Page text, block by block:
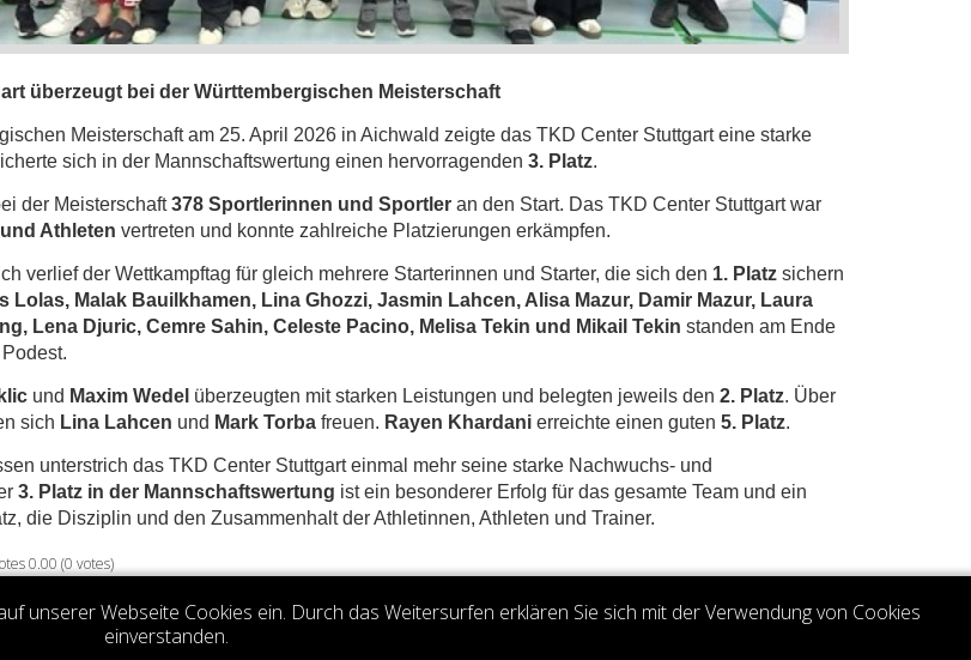
überzeugt bei der Württembergischen Meisterschaft
Meisterschaft am 25. April 2026 in Aichwald zeigte das TKD Center Stuttgart eine starke
sich in der Mannschaftswertung einen hervorragenden 3. Platz.
der Meisterschaft378 Sportlerinnen und Sportleran den Start. Das TKD Center Stuttgart war
Athleten vertreten und konnte zahlreiche Platzierungen erkämpfen.
verlief der Wettkampftag für gleich mehrere Starterinnen und Starter, die sich den 1. Platzsichern
Lolas, Malak Bauilkhamen, Lina Ghozzi, Jasmin Lahcen, Alisa Mazur, Damir Mazur, Laura
Lena Djuric, Cemre Sahin, Celeste Pacino, Melisa Tekin und Mikail Tekin standen am Ende
und Maxim Wedel überzeugten mit starken Leistungen und belegten jeweils den 2. Platz. Über
sich Lina Lahcen und Mark Torbafreuen. Rayen Khardanierreichte einen guten 5. Platz.
unterstrich das TKD Center Stuttgart einmal mehr seine starke Nachwuchs- und
3. Platz in der Mannschaftswertung ist ein besonderer Erfolg für das gesamte Team und ein
die Disziplin und den Zusammenhalt der Athletinnen, Athleten und Trainer.
0.00 (0 votes)
unserer Webseite Cookies ein. Durch das Weitersurfen erklären Sie sich mit der Verwendung von Cookies
einverstanden.